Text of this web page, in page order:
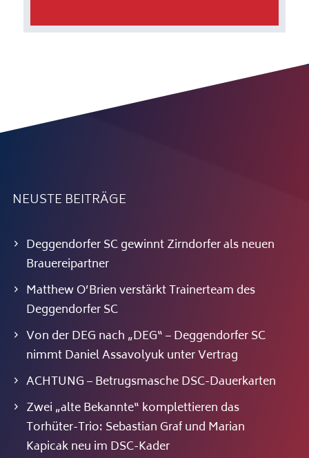
NEUSTE BEITRÄGE
Deggendorfer SC gewinnt Zirndorfer als neuen
Brauereipartner
Matthew O’Brien verstärkt Trainerteam des
Deggendorfer SC
Von der DEG nach „DEG“ – Deggendorfer SC
nimmt Daniel Assavolyuk unter Vertrag
ACHTUNG – Betrugsmasche DSC-Dauerkarten
Zwei „alte Bekannte“ komplettieren das
Torhüter-Trio: Sebastian Graf und Marian
Kapicak neu im DSC-Kader